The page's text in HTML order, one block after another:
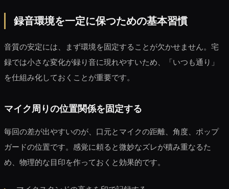
録音環境を一定に保つための基本習慣
音質の安定には、まず環境を固定することが欠かせません。宅
録では小さな変化が録り音に現れやすいため、「いつも通り」
を仕組み化しておくことが重要です。
マイク周りの位置関係を固定する
毎回の差が出やすいのが、口元とマイクの距離、角度、ポップ
ガードの位置です。感覚に頼ると微妙なズレが積み重なるた
め、物理的な目印を作っておくと効果的です。